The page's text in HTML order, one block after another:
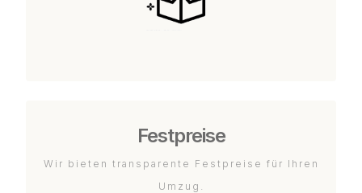
Festpreise
Wir bieten transparente Festpreise für Ihren
Umzug.